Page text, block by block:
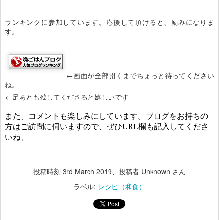
ランキングに参加しています。応援して頂けると、励みになりま
す。
←画面が全部開くまでちょっと待ってください
ね。
←足あとも残してくださると嬉しいです
また、コメントも楽しみにしています。ブログをお持ちの
方はご訪問に伺いますので、ぜひURL欄も記入してくださ
いね。
投稿時刻 3rd March 2019、投稿者 Unknown さん
ラベル: レシピ（和食）